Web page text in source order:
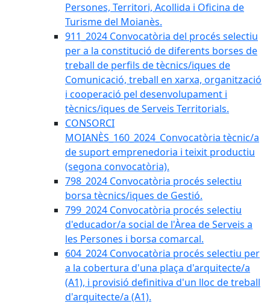
Persones, Territori, Acollida i Oficina de
Turisme del Moianès.
911_2024 Convocatòria del procés selectiu
per a la constitució de diferents borses de
treball de perfils de tècnics/iques de
Comunicació, treball en xarxa, organització
i cooperació pel desenvolupament i
tècnics/iques de Serveis Territorials.
CONSORCI
MOIANÈS_160_2024_Convocatòria tècnic/a
de suport emprenedoria i teixit productiu
(segona convocatòria).
798_2024 Convocatòria procés selectiu
borsa tècnics/iques de Gestió.
799_2024 Convocatòria procés selectiu
d'educador/a social de l'Àrea de Serveis a
les Persones i borsa comarcal.
604_2024 Convocatòria procés selectiu per
a la cobertura d'una plaça d'arquitecte/a
(A1), i provisió definitiva d'un lloc de treball
d'arquitecte/a (A1).